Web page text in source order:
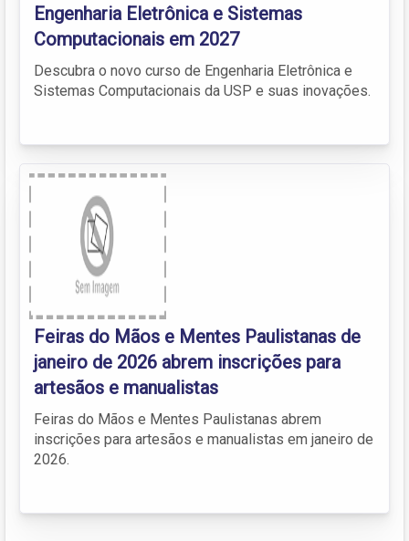
Engenharia Eletrônica e Sistemas
Computacionais em 2027
Descubra o novo curso de Engenharia Eletrônica e
Sistemas Computacionais da USP e suas inovações.
Feiras do Mãos e Mentes Paulistanas de
janeiro de 2026 abrem inscrições para
artesãos e manualistas
Feiras do Mãos e Mentes Paulistanas abrem
inscrições para artesãos e manualistas em janeiro de
2026.